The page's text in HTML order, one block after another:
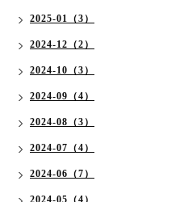
2025-01（3）
2024-12（2）
2024-10（3）
2024-09（4）
2024-08（3）
2024-07（4）
2024-06（7）